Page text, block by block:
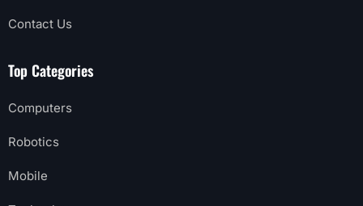
Contact Us
Top Categories
Computers
Robotics
Mobile